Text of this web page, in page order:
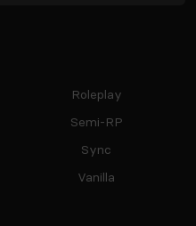
Roleplay
Semi-RP
Sync
Vanilla